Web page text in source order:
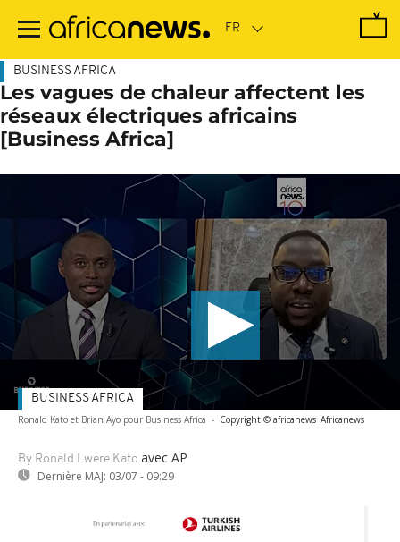
contenu
BUSINESS AFRICA
Les vagues de chaleur affectent les
réseaux électriques africains
[Business Africa]
Ronald Kato et Brian Ayo pour Business Africa - Copyright © africanews Africanews
By Ronald Lwere Kato avec AP
Dernière MAJ: 03/07 - 09:29
BUSINESS AFRICA